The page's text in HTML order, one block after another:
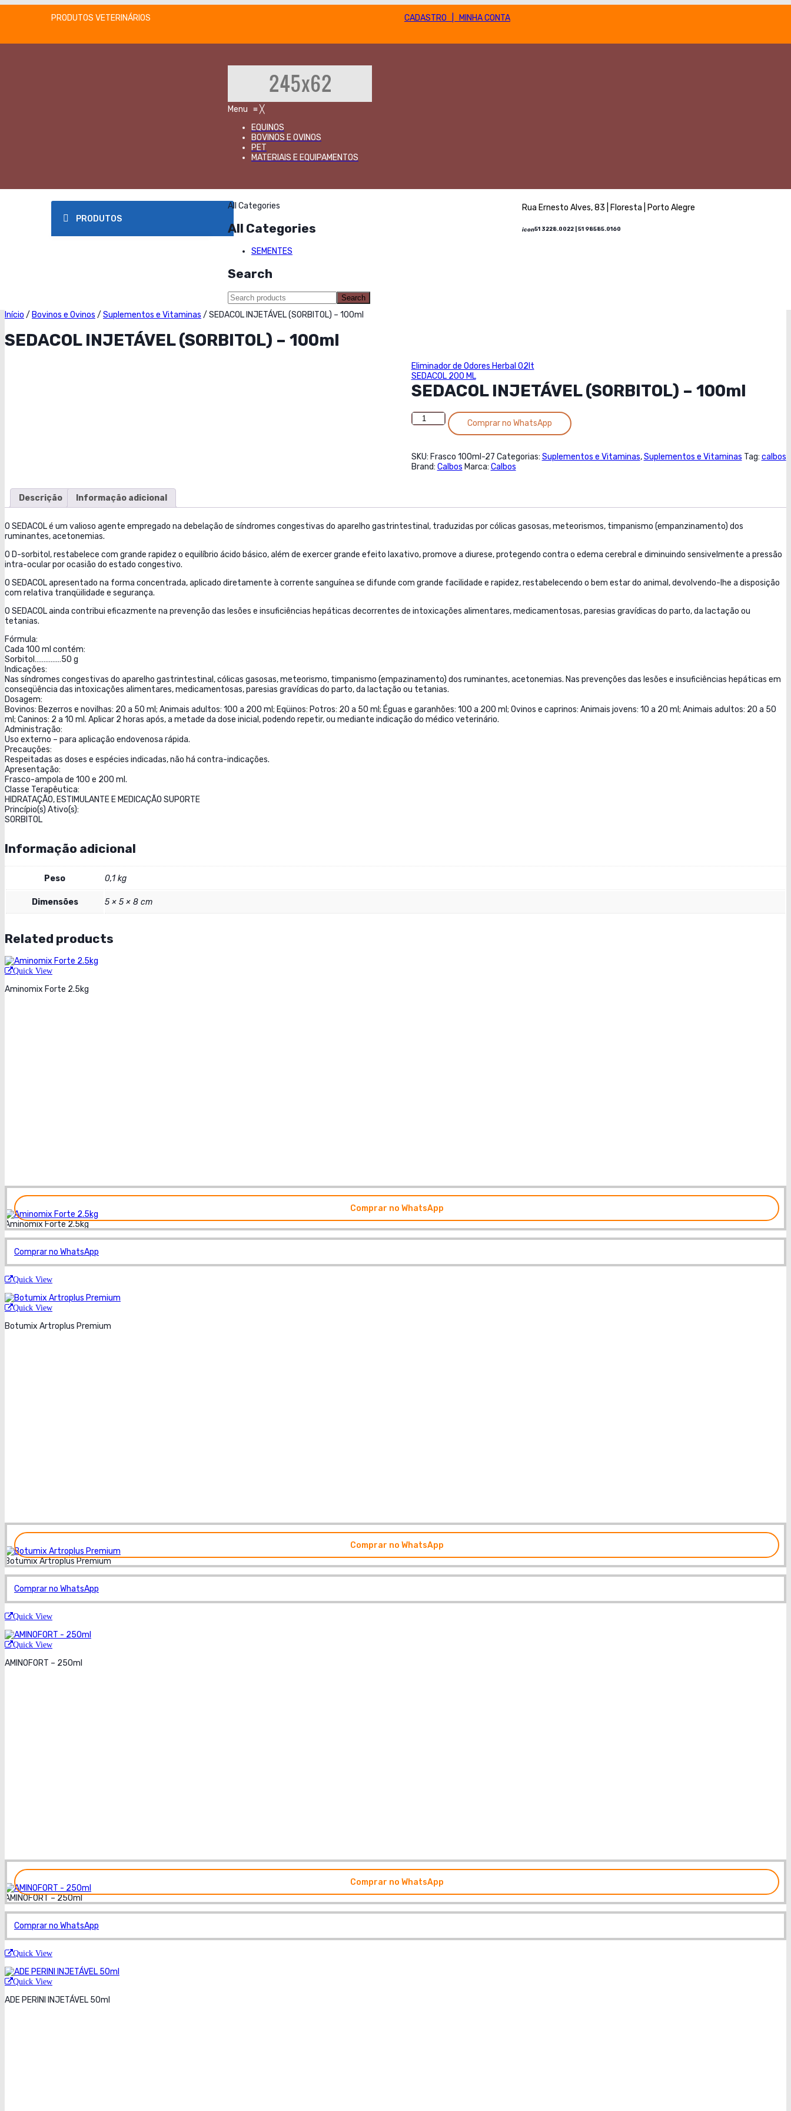
PRODUTOS VETERINÁRIOS CADASTRO | MINHA CONTA
Menu ≡╳
EQUINOS
BOVINOS E OVINOS
PET
MATERIAIS E EQUIPAMENTOS
PRODUTOS
All Categories
All Categories
SEMENTES
Search
Search
Rua Ernesto Alves, 83 | Floresta | Porto Alegre
icon51 3228.0022 | 51 98585.0160
Início / Bovinos e Ovinos / Suplementos e Vitaminas / SEDACOL INJETÁVEL (SORBITOL) – 100ml
SEDACOL INJETÁVEL (SORBITOL) – 100ml
Eliminador de Odores Herbal 02lt
SEDACOL 200 ML
SEDACOL INJETÁVEL (SORBITOL) – 100ml
SEDACOL
INJETÁVEL
(SORBITOL)
100ml
quantidade
Comprar no WhatsApp
SKU: Frasco 100ml-27 Categorias: Suplementos e Vitaminas,Suplementos e Vitaminas Tag: calbos
Brand: Calbos Marca: Calbos
Descrição Informação adicional
O SEDACOL é um valioso agente empregado na debelação de síndromes congestivas do aparelho gastrintestinal, traduzidas por cólicas gasosas, meteorismos, timpanismo (empanzinamento) dos
ruminantes, acetonemias.
O D-sorbitol, restabelece com grande rapidez o equilíbrio ácido básico, além de exercer grande efeito laxativo, promove a diurese, protegendo contra o edema cerebral e diminuindo sensivelmente a pressão
intra-ocular por ocasião do estado congestivo.
O SEDACOL apresentado na forma concentrada, aplicado diretamente à corrente sanguínea se difunde com grande facilidade e rapidez, restabelecendo o bem estar do animal, devolvendo-lhe a disposição
com relativa tranqüilidade e segurança.
O SEDACOL ainda contribui eficazmente na prevenção das lesões e insuficiências hepáticas decorrentes de intoxicações alimentares, medicamentosas, paresias gravídicas do parto, da lactação ou
tetanias.
Fórmula:
Cada 100 ml contém:
Sorbitol……………50 g
Indicações:
Nas síndromes congestivas do aparelho gastrintestinal, cólicas gasosas, meteorismo, timpanismo (empazinamento) dos ruminantes, acetonemias. Nas prevenções das lesões e insuficiências hepáticas em
conseqüência das intoxicações alimentares, medicamentosas, paresias gravídicas do parto, da lactação ou tetanias.
Dosagem:
Bovinos: Bezerros e novilhas: 20 a 50 ml; Animais adultos: 100 a 200 ml; Eqüinos: Potros: 20 a 50 ml; Éguas e garanhões: 100 a 200 ml; Ovinos e caprinos: Animais jovens: 10 a 20 ml; Animais adultos: 20 a 50
ml; Caninos: 2 a 10 ml. Aplicar 2 horas após, a metade da dose inicial, podendo repetir, ou mediante indicação do médico veterinário.
Administração:
Uso externo – para aplicação endovenosa rápida.
Precauções:
Respeitadas as doses e espécies indicadas, não há contra-indicações.
Apresentação:
Frasco-ampola de 100 e 200 ml.
Classe Terapêutica:
HIDRATAÇÃO, ESTIMULANTE E MEDICAÇÃO SUPORTE
Princípio(s) Ativo(s):
SORBITOL
Informação adicional
Peso 0,1 kg
Dimensões 5 × 5 × 8 cm
Related products
Quick View
Aminomix Forte 2.5kg
Comprar no WhatsApp
Aminomix Forte 2.5kg
Comprar no WhatsApp
Quick View
Quick View
Botumix Artroplus Premium
Comprar no WhatsApp
Botumix Artroplus Premium
Comprar no WhatsApp
Quick View
Quick View
AMINOFORT – 250ml
Comprar no WhatsApp
AMINOFORT – 250ml
Comprar no WhatsApp
Quick View
Quick View
ADE PERINI INJETÁVEL 50ml